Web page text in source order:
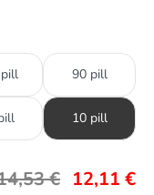
90 pill
10 pill
€ 12,11 €